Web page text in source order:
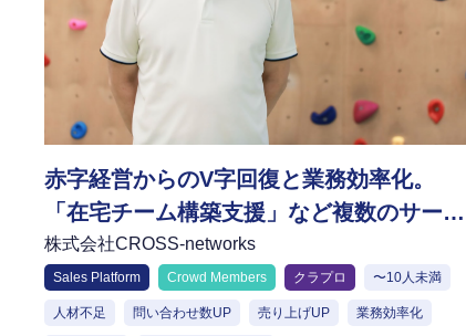
赤字経営からのV字回復と業務効率化。
「在宅チーム構築支援」など複数のサービ
スを段階的に導入し、指導に専念できる環
境と組織基盤を構築
株式会社CROSS-networks
Sales Platform Crowd Members クラプロ 〜10人未満
人材不足 問い合わせ数UP 売り上げUP 業務効率化